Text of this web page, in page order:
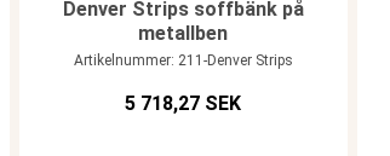
Denver Strips soffbänk på
metallben
Artikelnummer: 211-Denver Strips
5 718,27 SEK